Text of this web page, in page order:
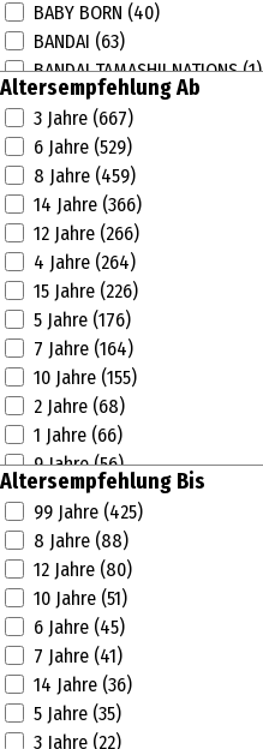
BABY BORN (40)
BANDAI (63)
BANDAI TAMASHII NATIONS (1)
Barbie (31)
BAUER (14)
BAYER CHIC 2000 (2)
BAYER DESIGN (6)
BBURAGO (4)
BECO (13)
BEMA (1)
BEST (9)
BESTWAY (6)
BICYCLE (12)
BIECO (27)
BIG (9)
BITZEE (3)
BLAUBART VERLAG (11)
BLOX FRUITS (1)
BLUEY (3)
BRIO (31)
BRUDER (1)
BULLYLAND (2)
BUSCH (3)
CARL WEIBLE (1)
CARRERA (38)
CARSON (1)
Altersempfehlung Ab
3 Jahre (667)
6 Jahre (529)
8 Jahre (459)
14 Jahre (366)
12 Jahre (266)
4 Jahre (264)
15 Jahre (226)
5 Jahre (176)
7 Jahre (164)
10 Jahre (155)
2 Jahre (68)
1 Jahre (66)
9 Jahre (56)
16 Jahre (55)
12 Monate (41)
18 Jahre (40)
18 Monate (37)
13 Jahre (36)
6 Monate (15)
3 Monate (5)
9 Monate (4)
11 Jahre (3)
Altersempfehlung Bis
99 Jahre (425)
8 Jahre (88)
12 Jahre (80)
10 Jahre (51)
6 Jahre (45)
7 Jahre (41)
14 Jahre (36)
5 Jahre (35)
3 Jahre (22)